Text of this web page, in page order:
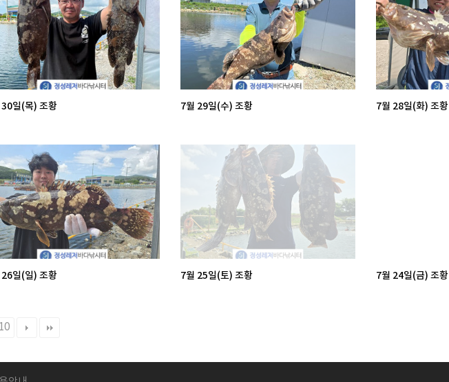
30일(목) 조황 7월 29일(수) 조황 7월 28일(화) 조황
26일(일) 조황 7월 25일(토) 조황 7월 24일(금) 조황
10